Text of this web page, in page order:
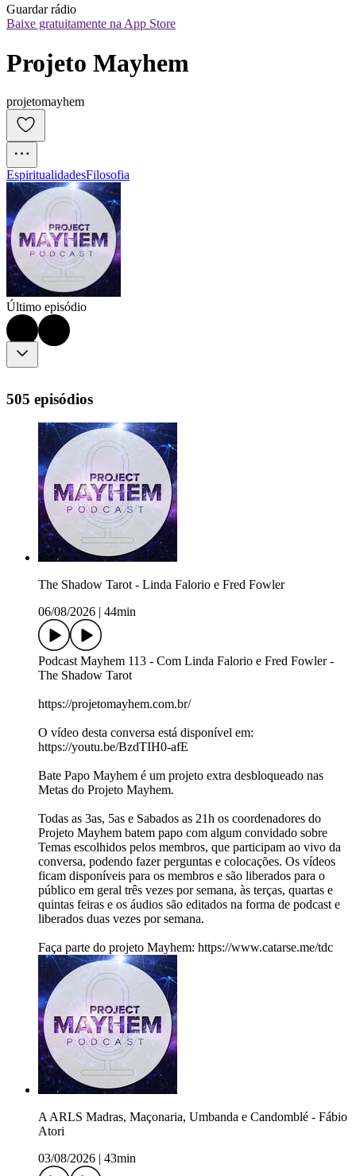
Guardar rádio
Baixe gratuitamente na App Store
Projeto Mayhem
projetomayhem
EspiritualidadesFilosofia
Último episódio
505 episódios
The Shadow Tarot - Linda Falorio e Fred Fowler
06/08/2026
44min
Podcast Mayhem 113 - Com Linda Falorio e Fred Fowler -
The Shadow Tarot
https://projetomayhem.com.br/
O vídeo desta conversa está disponível em:
https://youtu.be/BzdTIH0-afE
Bate Papo Mayhem é um projeto extra desbloqueado nas
Metas do Projeto Mayhem.
Todas as 3as, 5as e Sabados as 21h os coordenadores do
Projeto Mayhem batem papo com algum convidado sobre
Temas escolhidos pelos membros, que participam ao vivo da
conversa, podendo fazer perguntas e colocações. Os vídeos
ficam disponíveis para os membros e são liberados para o
público em geral três vezes por semana, às terças, quartas e
quintas feiras e os áudios são editados na forma de podcast e
liberados duas vezes por semana.
Faça parte do projeto Mayhem: https://www.catarse.me/tdc
A ARLS Madras, Maçonaria, Umbanda e Candomblé - Fábio
Atori
03/08/2026
43min